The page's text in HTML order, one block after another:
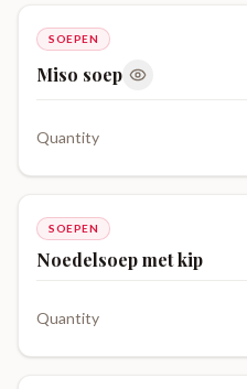
SOEPEN
Miso soep
Quantity
SOEPEN
Noedelsoep met kip
Quantity